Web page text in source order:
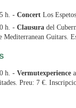
h. - ConcertLos
h. - Clausuradel
Mediterranean Guitars.
h. - Vermutexperiencea
Preu: 7 €.